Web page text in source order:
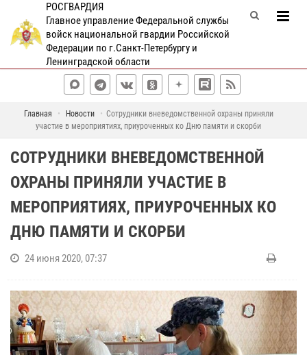
РОСГВАРДИЯ
Главное управление Федеральной службы
войск национальной гвардии Российской
Федерации по г.Санкт-Петербургу и
Ленинградской области
Главная Новости
Сотрудники вневедомственной охраны приняли
участие в мероприятиях, приуроченных ко Дню памяти и скорби
СОТРУДНИКИ ВНЕВЕДОМСТВЕННОЙ
ОХРАНЫ ПРИНЯЛИ УЧАСТИЕ В
МЕРОПРИЯТИЯХ, ПРИУРОЧЕННЫХ КО
ДНЮ ПАМЯТИ И СКОРБИ
24 июня 2020, 07:37